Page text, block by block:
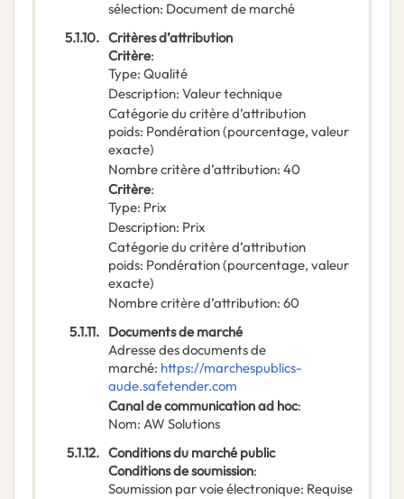
sélection: Document de marché
5.1.10. Critères d’attribution
Critère:
Type: Qualité
Description: Valeur technique
Catégorie du critère d’attribution
poids: Pondération (pourcentage, valeur
exacte)
Nombre critère d’attribution: 40
Critère:
Type: Prix
Description: Prix
Catégorie du critère d’attribution
poids: Pondération (pourcentage, valeur
exacte)
Nombre critère d’attribution: 60
5.1.11. Documents de marché
Adresse des documents de
marché: https://marchespublics-
aude.safetender.com
Canal de communication ad hoc:
Nom: AW Solutions
5.1.12. Conditions du marché public
Conditions de soumission:
Soumission par voie électronique: Requise